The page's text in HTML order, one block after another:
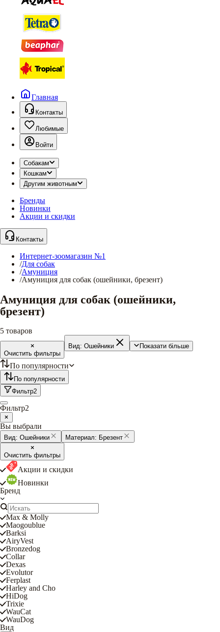
Главная
Контакты
Любимые
Войти
Собакам
Кошкам
Другим животным
Бренды
Новинки
Акции и скидки
Контакты
Интернет-зоомагазин №1
/Для собак
/Амуниция
/Амуниция для собак (ошейники, брезент)
Амуниция для собак (ошейники,
брезент)
5 товаров
Очистить фильтры
Вид: Ошейники Показати більше
По популярности
По популярности
Фильтр2
Фильтр2
Вы выбрали
Вид: Ошейники Материал: Брезент
Очистить фильтры
Акции и скидки
Новинки
Бренд
Max & Molly
Maogoublue
Barksi
AiryVest
Bronzedog
Collar
Dexas
Evolutor
Ferplast
Harley and Cho
HiDog
Trixie
WauCat
WauDog
Вид